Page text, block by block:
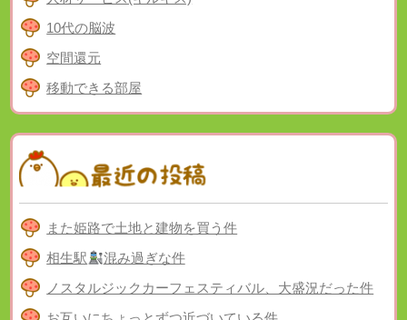
10代の脳波
空間還元
移動できる部屋
また姫路で土地と建物を買う件
相生駅
混み過ぎな件
ノスタルジックカーフェスティバル、大盛況だった件